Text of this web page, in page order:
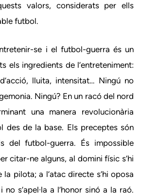
valors, considerats per ells
futbol.
se i el futbol-guerra és un
els ingredients de l’entreteniment:
lluita, intensitat… Ningú no
Ningú? En un racó del nord
una manera revolucionària
des de la base. Els preceptes són
del futbol-guerra. És impossible
citar-ne alguns, al domini físic s’hi
pilota; a l’atac directe s’hi oposa
no s’apel·la a l’honor sinó a la raó.